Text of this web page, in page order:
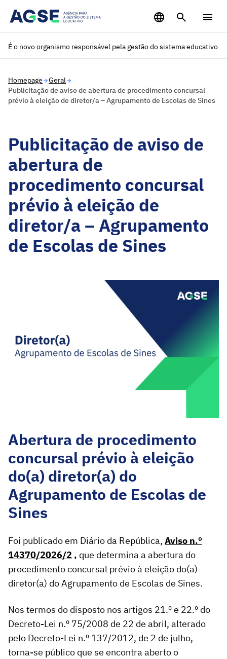
É o novo organismo responsável pela gestão do sistema educativo
Homepage
Geral
Publicitação de aviso de abertura de procedimento concursal
prévio à eleição de diretor/a – Agrupamento de Escolas de Sines
Publicitação de aviso de
abertura de
procedimento concursal
prévio à eleição de
diretor/a – Agrupamento
de Escolas de Sines
Abertura de procedimento
concursal prévio à eleição
do(a) diretor(a) do
Agrupamento de Escolas de
Sines
Foi publicado em Diário da República, Aviso n.º
14370/2026/2 , que determina a abertura do
procedimento concursal prévio à eleição do(a)
diretor(a) do Agrupamento de Escolas de Sines.
Nos termos do disposto nos artigos 21.º e 22.º do
Decreto-Lei n.º 75/2008 de 22 de abril, alterado
pelo Decreto-Lei n.º 137/2012, de 2 de julho,
torna-se público que se encontra aberto o